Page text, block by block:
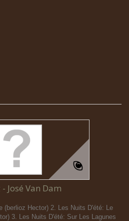
José Van Dam
(berlioz Hector) 2. Les Nuits D'été: Le
3. Les Nuits D'été: Sur Les Lagunes